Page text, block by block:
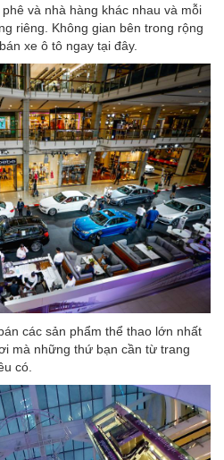
và nhà hàng khác nhau và mỗi
riêng. Không gian bên trong rộng
xe ô tô ngay tại đây.
các sản phẩm thể thao lớn nhất
mà những thứ bạn cần từ trang
có.